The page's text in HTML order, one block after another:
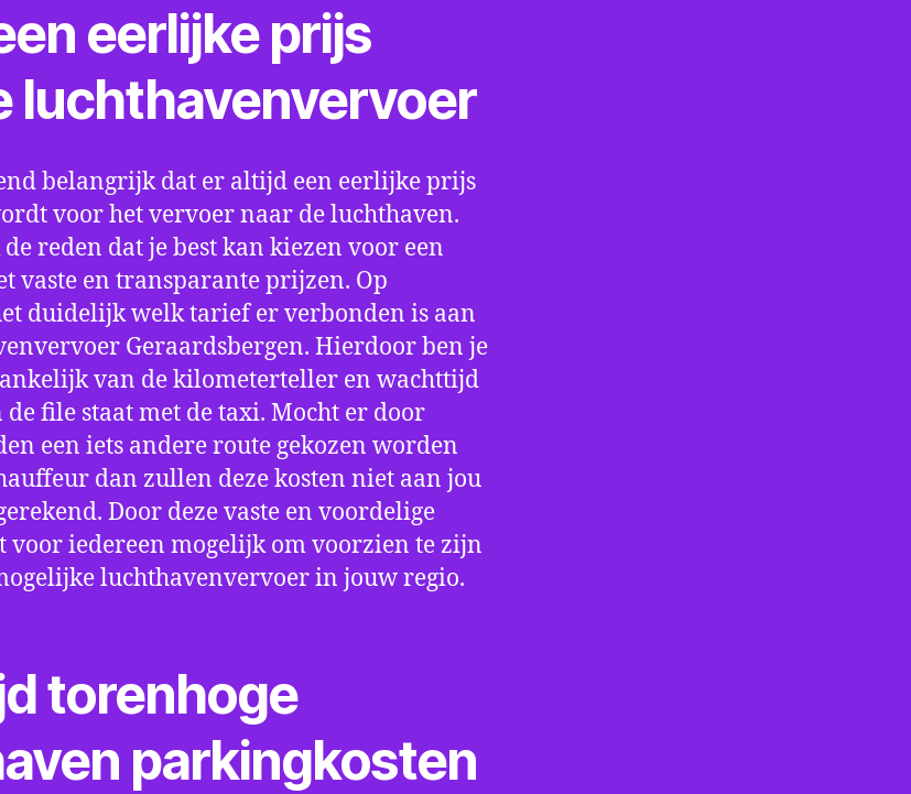
eerlijke prijs
luchthavenvervoer
belangrijk dat er altijd een eerlijke prijs
voor het vervoer naar de luchthaven.
reden dat je best kan kiezen voor een
vaste en transparante prijzen. Op
duidelijk welk tarief er verbonden is aan
Geraardsbergen. Hierdoor ben je
van de kilometerteller en wachttijd
file staat met de taxi. Mocht er door
een iets andere route gekozen worden
dan zullen deze kosten niet aan jou
Door deze vaste en voordelige
voor iedereen mogelijk om voorzien te zijn
luchthavenvervoer in jouw regio.
torenhoge
parkingkosten